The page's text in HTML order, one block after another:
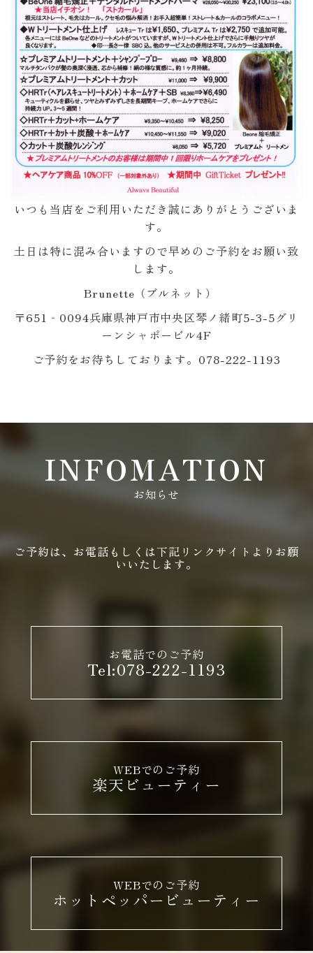
いつも当店をご利用いただき誠にありがとうございま
す。
土日は特に混み合いますので早めのご予約をお願い致
します。
Brunette（ブルネット）
〒651‐0094兵庫県神戸市中央区琴ノ緒町5-3-5グリ
ーンシャポービル4F
ご予約をお待ちしております。078-222-1193
INFOMATION
お知らせ
ご予約は、お電話もしくは下記リンクサイトよりお願
いいたします。
お電話でのご予約
Tel:078-222-1193
WEBでのご予約
楽天ビューティー
WEBでのご予約
ホットペッパービューティー